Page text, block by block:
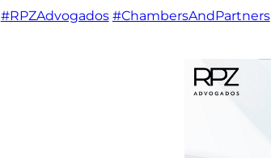
#RPZAdvogados #ChambersAndPartners